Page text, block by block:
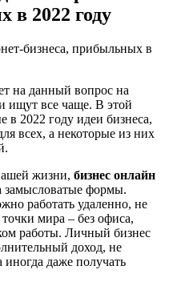
в 2022 году
на данный вопрос на
ищут все чаще. В этой
в 2022 году идеи бизнеса,
всех, а некоторые из них
жизни, бизнес онлайн
замысловатые формы.
работать удаленно, не
мира – без офиса,
работы. Личный бизнес
доход, не
иногда даже получать